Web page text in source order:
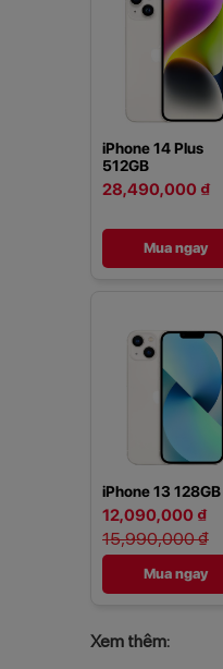
iPhone 14 Plus
512GB
28,490,000 ₫
Mua ngay
iPhone 13 128GB
12,090,000 ₫
15,990,000 ₫
Mua ngay
Xem thêm: